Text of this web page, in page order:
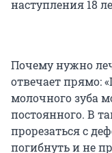
наступления 18
Почему нужно
отвечает прямо:
молочного зуба
постоянного. В
прорезаться с
погибнуть и не